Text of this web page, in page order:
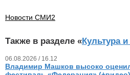
Новости СМИ2
Также в разделе «Культура
06.08.2026 / 16.12
Владимир Машков высоко